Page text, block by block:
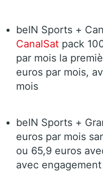
beIN Sports +
CanalSat pack
par mois la
euros par mois,
mois
beIN Sports +
euros par mois
ou 65,9 euros
avec